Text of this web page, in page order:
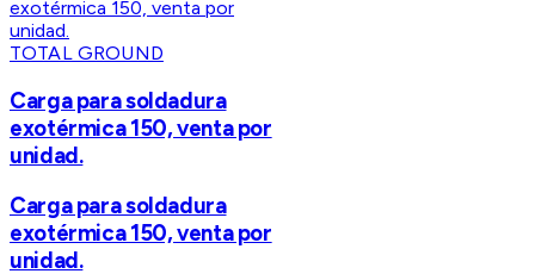
TOTAL GROUND
Carga para soldadura
exotérmica 150, venta por
unidad.
Carga para soldadura
exotérmica 150, venta por
unidad.